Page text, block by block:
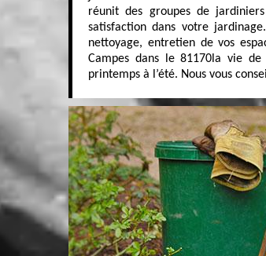
réunit des groupes de
satisfaction dans votre
nettoyage, entretien de vos
Campes dans le 81170la vie
printemps à l’été. Nous vous